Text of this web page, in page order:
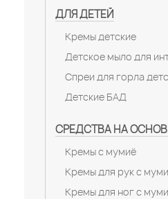
ДЛЯ ДЕТЕЙ
Кремы детские
Детское мыло для
Спреи для горла
Детские БАД
СРЕДСТВА НА
Кремы с мумиё
Кремы для рук с
Кремы для ног с